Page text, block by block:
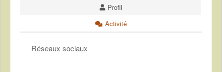
Profil
Activité
Réseaux sociaux